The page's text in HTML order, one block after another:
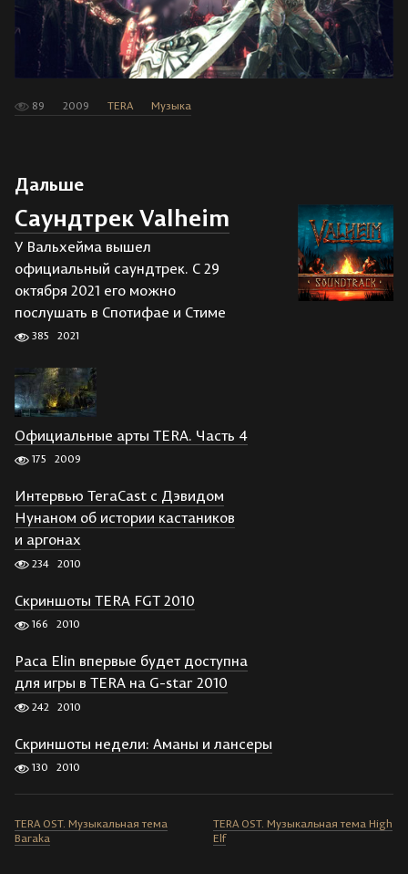
89 2009 TERA Музыка
Дальше
Саундтрек Valheim
У Вальхейма вышел
официальный саундтрек. С 29
октября 2021 его можно
послушать в Спотифае и Стиме
385 2021
Официальные арты TERA. Часть 4
175 2009
Интервью TeraCast с Дэвидом
Нунаном об истории кастаников
и аргонах
234 2010
Скриншоты TERA FGT 2010
166 2010
Раса Elin впервые будет доступна
для игры в TERA на G-star 2010
242 2010
Скриншоты недели: Аманы и лансеры
130 2010
TERA OST. Музыкальная тема
Baraka
TERA OST. Музыкальная тема High
Elf